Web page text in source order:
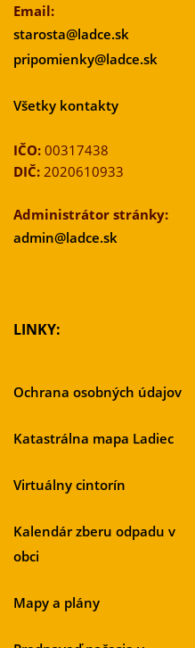
Email:
starosta@ladce.sk
pripomienky@ladce.sk
Všetky kontakty
IČO: 00317438
DIČ: 2020610933
Administrátor stránky:
admin@ladce.sk
LINKY:
Ochrana osobných údajov
Katastrálna mapa Ladiec
Virtuálny cintorín
Kalendár zberu odpadu v
obci
Mapy a plány